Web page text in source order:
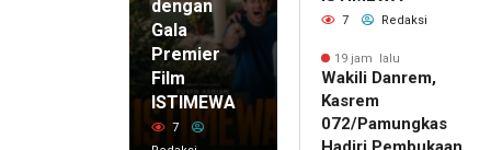
dengan
Gala
Premier
Film
ISTIMEWA
7
7 Redaksi
19 jam lalu
Wakili Danrem,
Kasrem
072/Pamungkas